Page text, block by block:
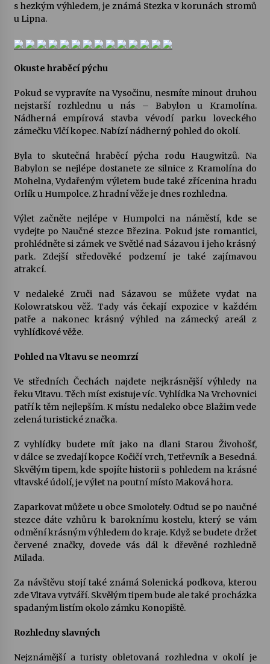
odkaz Josefa Čapka
Varhanní recitál Michala Novenka v Klášteře
Želiv
3. 7. 2026
30. 6. 2026
s hezkým výhledem, je známá Stezka v korunách stromů
u Lipna.
Okuste hraběcí pýchu
Pokud se vypravíte na Vysočinu, nesmíte minout druhou
nejstarší rozhlednu u nás – Babylon u Kramolína.
Nádherná empírová stavba vévodí parku loveckého
zámečku Vlčí kopec. Nabízí nádherný pohled do okolí.
Byla to skutečná hraběcí pýcha rodu Haugwitzů. Na
Babylon se nejlépe dostanete ze silnice z Kramolína do
Mohelna, Vydařeným výletem bude také zřícenina hradu
Orlík u Humpolce. Z hradní věže je dnes rozhledna.
Výlet začněte nejlépe v Humpolci na náměstí, kde se
vydejte po Naučné stezce Březina. Pokud jste romantici,
prohlédněte si zámek ve Světlé nad Sázavou i jeho krásný
park. Zdejší středověké podzemí je také zajímavou
atrakcí.
V nedaleké Zruči nad Sázavou se můžete vydat na
Kolowratskou věž. Tady vás čekají expozice v každém
patře a nakonec krásný výhled na zámecký areál z
vyhlídkové věže.
Pohled na Vltavu se neomrzí
Ve středních Čechách najdete nejkrásnější výhledy na
řeku Vltavu. Těch míst existuje víc. Vyhlídka Na Vrchovnici
patří k těm nejlepším. K místu nedaleko obce Blažim vede
zelená turistické značka.
Z vyhlídky budete mít jako na dlani Starou Živohošť,
v dálce se zvedají kopce Kočičí vrch, Tetřevník a Besedná.
Skvělým tipem, kde spojíte historii s pohledem na krásné
vltavské údolí, je výlet na poutní místo Maková hora.
Zaparkovat můžete u obce Smolotely. Odtud se po naučné
stezce dáte vzhůru k baroknímu kostelu, který se vám
odmění krásným výhledem do kraje. Když se budete držet
červené značky, dovede vás dál k dřevěné rozhledně
Milada.
Za návštěvu stojí také známá Solenická podkova, kterou
zde Vltava vytváří. Skvělým tipem bude ale také procházka
spadaným listím okolo zámku Konopiště.
Rozhledny slavných
Nejznámější a turisty obletovaná rozhledna v okolí je